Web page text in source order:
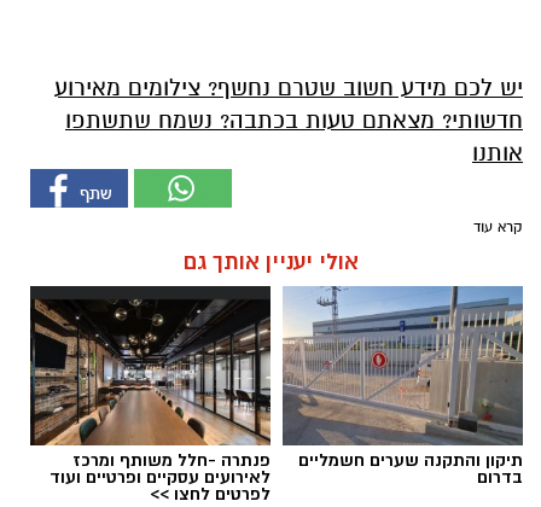
יש לכם מידע חשוב שטרם נחשף? צילומים מאירוע
חדשותי? מצאתם טעות בכתבה? נשמח שתשתפו
אותנו
קרא עוד
אולי יעניין אותך גם
תיקון והתקנה שערים חשמליים
בדרום
פנתרה -חלל משותף ומרכז
לאירועים עסקיים ופרטיים ועוד
לפרטים לחצו >>